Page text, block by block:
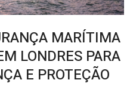
MARÍTIMA
LONDRES PARA
E PROTEÇÃO